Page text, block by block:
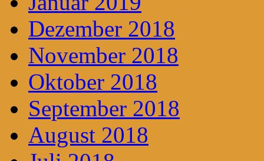
Dezember 2018
November 2018
Oktober 2018
September 2018
August 2018